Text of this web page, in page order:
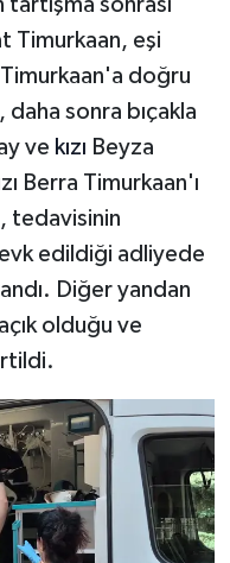
tartışma sonrası
Timurkaan, eşi
Timurkaan'a doğru
sonra bıçakla
ve kızı Beyza
Berra Timurkaan'ı
tedavisinin
edildiği adliyede
Diğer yandan
olduğu ve